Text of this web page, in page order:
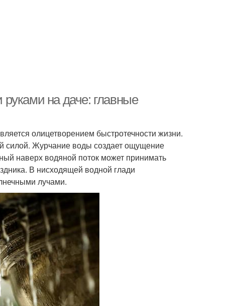
на даче: главные
олицетворением быстротечности жизни.
силой. Журчание воды создает ощущение
наверх водяной поток может принимать
В нисходящей водной глади
лучами.